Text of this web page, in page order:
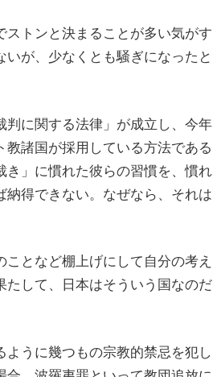
トンと決まることが多い気がす
が、少なくとも騒ぎになったと
に関する法律」が成立し、今年
諸国が採用している方法である
」に慣れた彼らの習慣を、慣れ
得できない。なぜなら、それは
となど棚上げにして自分の考え
して、日本はそういう国なのだ
うに幾つもの宗教的禁忌を犯し